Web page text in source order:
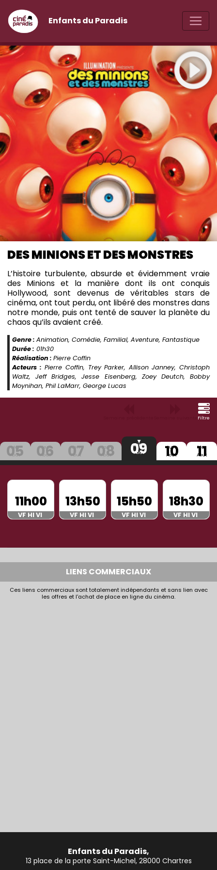
Enfants du Paradis
DES MINIONS ET DES MONSTRES
L’histoire turbulente, absurde et évidemment vraie
des Minions et la manière dont ils ont conquis
Hollywood, sont devenus de véritables stars de
cinéma, ont tout perdu, ont libéré des monstres dans
notre monde, puis ont tenté de sauver la planète du
chaos qu’ils avaient créé.
Genre : Animation, Comédie, Familial, Aventure, Fantastique
Durée : 01h30
Réalisation : Pierre Coffin
Acteurs : Pierre Coffin, Trey Parker, Allison Janney, Christoph
Waltz, Jeff Bridges, Jesse Eisenberg, Zoey Deutch, Bobby
Moynihan, Phil LaMarr, George Lucas
Filtre
Mer
05
Aout
Jeu
06
Aout
Ven
07
Aout
Sam
08
Aout
Dim
09
Aout
Lun
10
Aout
Mar
11
Aout
11h00
VF HI VI
13h50
VF HI VI
15h50
VF HI VI
18h30
VF HI VI
LIENS COMMERCIAUX
Ces liens commerciaux sont totalement indépendants et sans lien avec
les offres et l'achat de place en ligne du cinéma.
Enfants du Paradis,
13 place de la porte Saint-Michel, 28000 Chartres